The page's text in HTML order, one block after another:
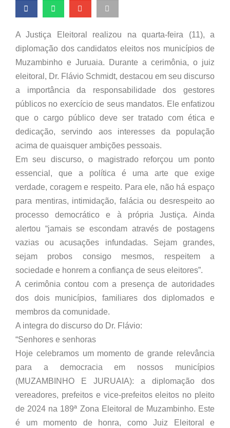
A Justiça Eleitoral realizou na quarta-feira (11), a
diplomação dos candidatos eleitos nos municípios de
Muzambinho e Juruaia. Durante a cerimônia, o juiz
eleitoral, Dr. Flávio Schmidt, destacou em seu discurso
a importância da responsabilidade dos gestores
públicos no exercício de seus mandatos. Ele enfatizou
que o cargo público deve ser tratado com ética e
dedicação, servindo aos interesses da população
acima de quaisquer ambições pessoais.
Em seu discurso, o magistrado reforçou um ponto
essencial, que a política é uma arte que exige
verdade, coragem e respeito. Para ele, não há espaço
para mentiras, intimidação, falácia ou desrespeito ao
processo democrático e à própria Justiça. Ainda
alertou “jamais se escondam através de postagens
vazias ou acusações infundadas. Sejam grandes,
sejam probos consigo mesmos, respeitem a
sociedade e honrem a confiança de seus eleitores”.
A cerimônia contou com a presença de autoridades
dos dois municípios, familiares dos diplomados e
membros da comunidade.
A integra do discurso do Dr. Flávio:
“Senhores e senhoras
Hoje celebramos um momento de grande relevância
para a democracia em nossos municípios
(MUZAMBINHO E JURUAIA): a diplomação dos
vereadores, prefeitos e vice-prefeitos eleitos no pleito
de 2024 na 189ª Zona Eleitoral de Muzambinho. Este
é um momento de honra, como Juiz Eleitoral e